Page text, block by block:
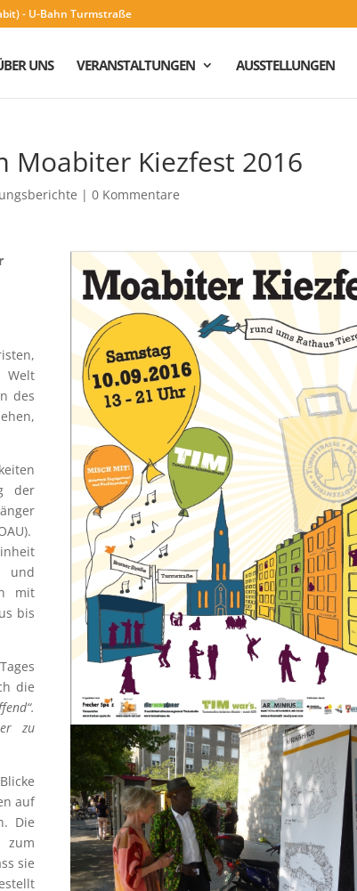
- U-Bahn Turmstraße
UNS VERANSTALTUNGEN AUSSTELLUNGEN
Moabiter Kiezfest 2016
|0 Kommentare
des
der
und
mit
bis
die
zu
auf
Die
sie